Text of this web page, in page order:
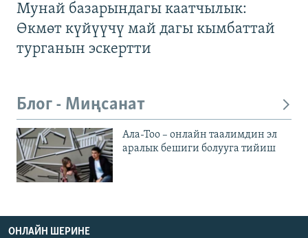
Мунай базарындагы каатчылык:
Өкмөт күйүүчү май дагы кымбаттай
турганын эскертти
Блог - Миңсанат
Ала-Тоо – онлайн таалимдин эл
аралык бешиги болууга тийиш
ОНЛАЙН ШЕРИНЕ